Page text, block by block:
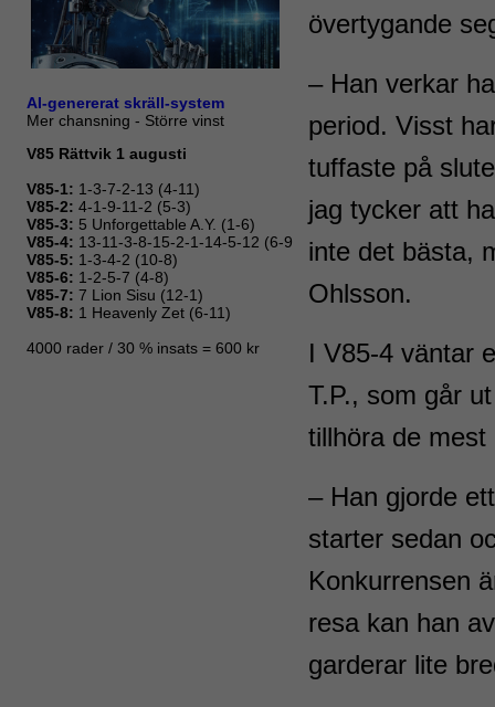
övertygande
– Han verkar
period. Visst
tuffaste på
jag tycker att
inte det bästa,
Ohlsson.
I V85-4 väntar
T.P., som går
tillhöra de
– Han gjorde
starter sedan
Konkurrensen
resa kan han
garderar lite